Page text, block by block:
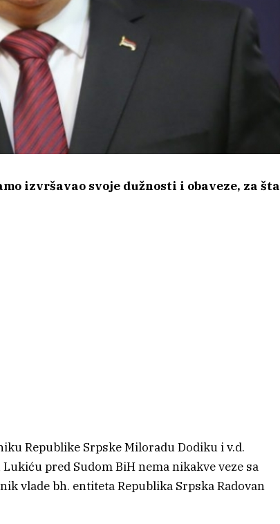
izvršavao svoje dužnosti i obaveze, za šta
Republike Srpske Miloradu Dodiku i v.d.
pred Sudom BiH nema nikakve veze sa
vlade bh. entiteta Republika Srpska Radovan